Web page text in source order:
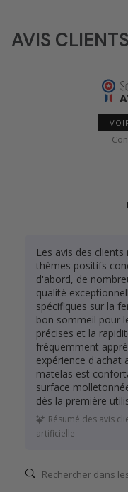
AVIS CLIENTS
Les avis des
thèmes positifs
d'abord, de
qualité
spécifiques sur la
bon sommeil pour
précises et la
fréquemment
expérience d'achat
matelas est
surface
dès la première
Résumé des avis
artificielle